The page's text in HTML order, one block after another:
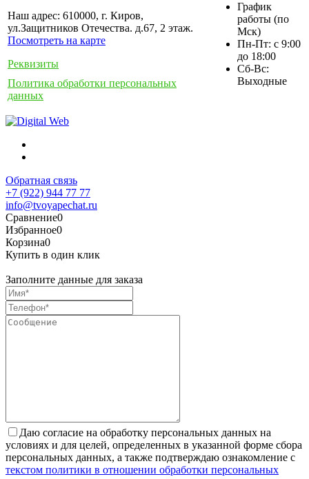
Наш адрес: 610000, г. Киров,
ул.Защитников Отечества. д.67, 2 этаж.
Посмотреть на карте
Реквизиты
Политика обработки персональных
данных
График
работы (по
Мск)
Пн-Пт: с 9:00
до 18:00
Сб-Вс:
Выходные
Обратная связь
+7 (922) 944 77 77
info@tvoyapechat.ru
Сравнение0
Избранное0
Корзина0
Купить в один клик
Заполните данные для заказа
Даю согласие на обработку персональных данных на
условиях и для целей, определенных в указанной форме сбора
персональных данных, а также подтверждаю ознакомление с
текстом политики в отношении обработки персональных